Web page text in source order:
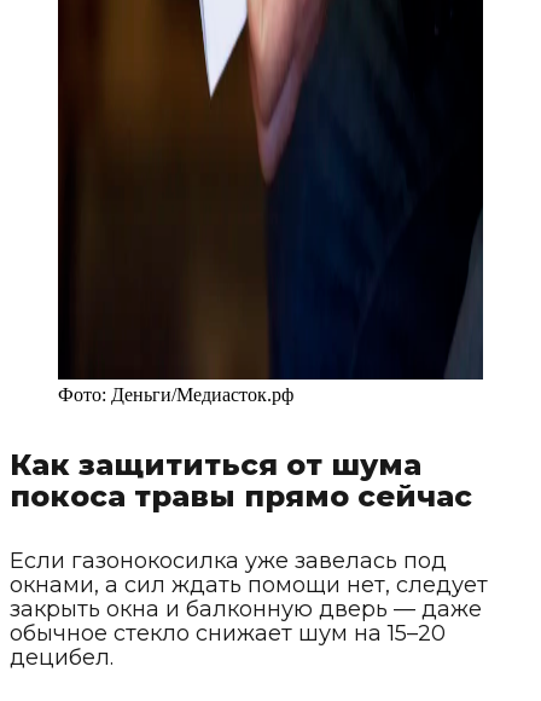
Фото: Деньги/Медиасток.рф
Как защититься от шума
покоса травы прямо сейчас
Если газонокосилка уже завелась под
окнами, а сил ждать помощи нет, следует
закрыть окна и балконную дверь — даже
обычное стекло снижает шум на 15–20
децибел.